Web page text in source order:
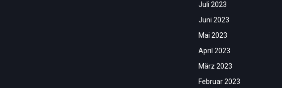
Juli 2023
Juni 2023
Mai 2023
April 2023
März 2023
Februar 2023